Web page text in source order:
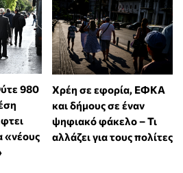
980
«νέους
Χρέη σε εφορία, ΕΦΚΑ
και δήμους σε έναν
ψηφιακό φάκελο – Τι
αλλάζει για τους πολίτες